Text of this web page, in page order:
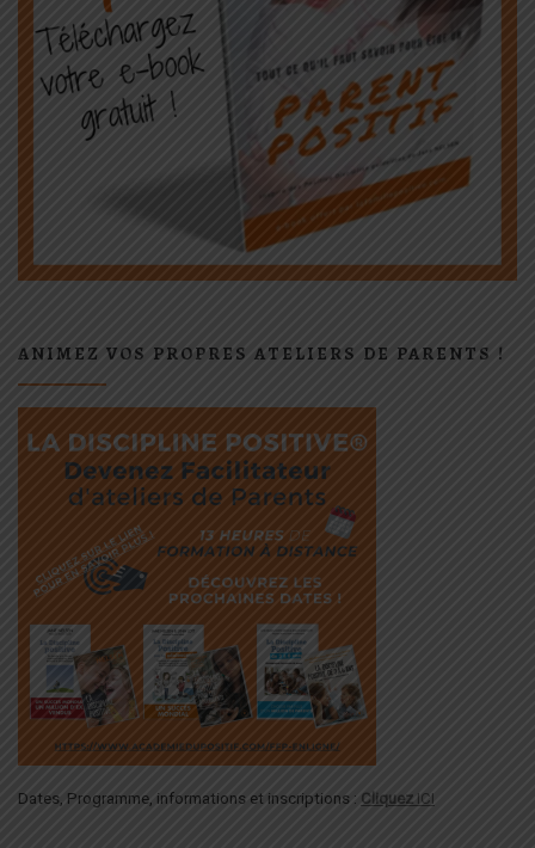
ANIMEZ VOS PROPRES ATELIERS DE PARENTS !
Dates, Programme, informations et inscriptions : Cliquez ICI